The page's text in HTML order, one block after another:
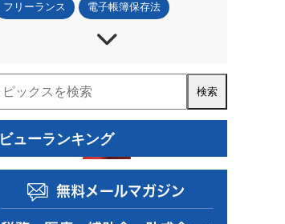
フリーランス 電子帳簿保存法
節税
資金調達 補助金・助成金 税務調査
人事・労務 事業再構築補助金
ものづくり補助金
住民税
ビューランキング